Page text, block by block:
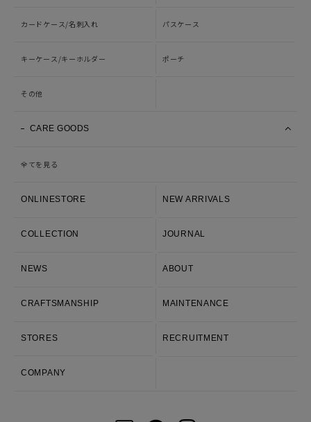
カードケース/名刺入れ パスケース
キーケース/キーホルダー ポーチ
その他
CARE GOODS
全てを見る
ONLINESTORE NEW ARRIVALS
COLLECTION JOURNAL
NEWS ABOUT
CRAFTSMANSHIP MAINTENANCE
STORES RECRUITMENT
COMPANY